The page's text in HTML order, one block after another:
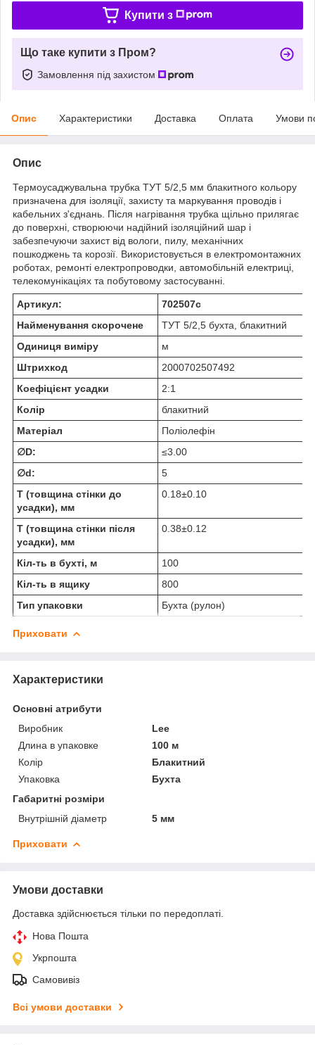
Купити з
Що таке купити з Пром?
Замовлення під захистом
Опис Характеристики Доставка Оплата Умови
Опис
Термоусаджувальна трубка ТУТ 5/2,5 мм блакитного кольору
призначена для ізоляції, захисту та маркування проводів і
кабельних з'єднань. Після нагрівання трубка щільно прилягає
до поверхні, створюючи надійний ізоляційний шар і
забезпечуючи захист від вологи, пилу, механічних
пошкоджень та корозії. Використовується в електромонтажних
роботах, ремонті електропроводки, автомобільній електриці,
телекомунікаціях та побутовому застосуванні.
Артикул:
702507с
Найменування скорочене
ТУТ 5/2,5 бухта, блакитний
Одиниця виміру
м
Штрихкод
2000702507492
Коефіцієнт усадки
2:1
Колір
блакитний
Матеріал
Поліолефін
∅D:
≤3.00
∅d:
5
T (товщина стінки до
усадки), мм
0.18±0.10
T (товщина стінки після
усадки), мм
0.38±0.12
Кіл-ть в бухті, м
100
Кіл-ть в ящику
800
Тип упаковки
Бухта (рулон)
Приховати
Характеристики
Основні атрибути
Виробник
Lee
Длина в упаковке
100 м
Колір
Блакитний
Упаковка
Бухта
Габаритні розміри
Внутрішній діаметр
5 мм
Приховати
Умови доставки
Доставка здійснюється тільки по передоплаті.
Нова Пошта
Укрпошта
Самовивіз
Всі умови доставки